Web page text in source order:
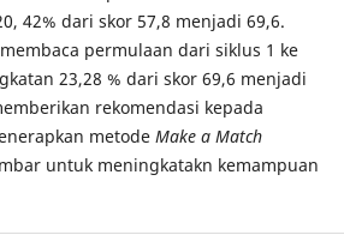
42% dari skor 57,8 menjadi 69,6.
permulaan dari siklus 1 ke
23,28 % dari skor 69,6 menjadi
rekomendasi kepada
metode Make a Match
untuk meningkatakn kemampuan